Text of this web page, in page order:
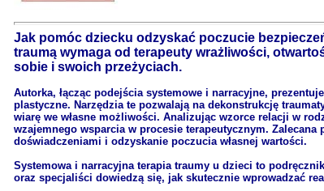
Jak pomóc dziecku odzyskać poczucie
traumą wymaga od terapeuty wrażliwości,
sobie i swoich przeżyciach.
Autorka, łącząc podejścia systemowe i narracyjne,
plastyczne. Narzędzia te pozwalają na dekonstrukcję
wiarę we własne możliwości. Analizując wzorce relacji w
wzajemnego wsparcia w procesie terapeutycznym.
doświadczeniami i odzyskanie poczucia własnej wartości.
Systemowa i narracyjna terapia traumy u dzieci to
oraz specjaliści dowiedzą się, jak skutecznie wprowadzać